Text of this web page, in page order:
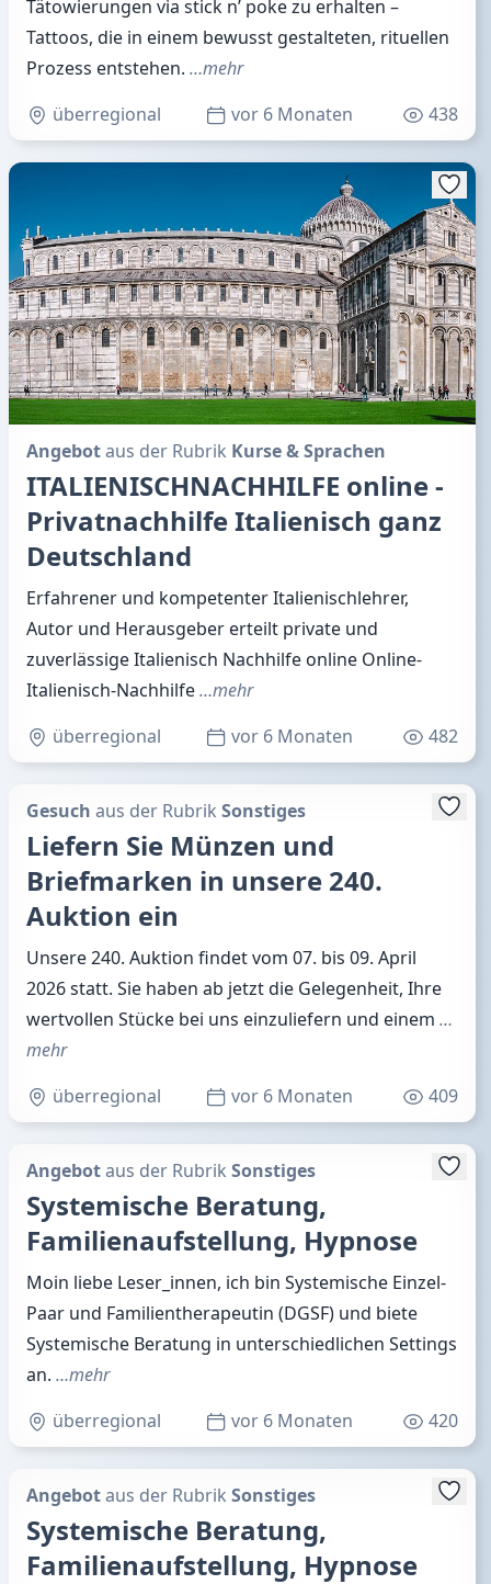
Tätowierungen via stick n’ poke zu erhalten –
Tattoos, die in einem bewusst gestalteten, rituellen
Prozess entstehen. …mehr
überregional
vor 6 Monaten 438
Angebotaus der Rubrik Kurse & Sprachen
ITALIENISCHNACHHILFE online -
Privatnachhilfe Italienisch ganz
Deutschland
Erfahrener und kompetenter Italienischlehrer,
Autor und Herausgeber erteilt private und
zuverlässige Italienisch Nachhilfe online Online-
Italienisch-Nachhilfe…mehr
überregional
vor 6 Monaten 482
Gesuch aus der Rubrik Sonstiges
Liefern Sie Münzen und
Briefmarken in unsere 240.
Auktion ein
Unsere 240. Auktion findet vom 07. bis 09. April
2026 statt. Sie haben ab jetzt die Gelegenheit, Ihre
wertvollen Stücke bei uns einzuliefern und einem …
mehr
überregional
vor 6 Monaten 409
Angebotaus der Rubrik Sonstiges
Systemische Beratung,
Familienaufstellung, Hypnose
Moin liebe Leser_innen, ich bin Systemische Einzel-
Paar und Familientherapeutin (DGSF) und biete
Systemische Beratung in unterschiedlichen Settings
an. …mehr
überregional
vor 6 Monaten 420
Angebotaus der Rubrik Sonstiges
Systemische Beratung,
Familienaufstellung, Hypnose